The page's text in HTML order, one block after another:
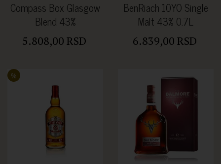
Compass Box Glasgow
Blend 43%
5.808,00 RSD
BenRiach 10YO Single
Malt 43% 0.7L
6.839,00 RSD
%